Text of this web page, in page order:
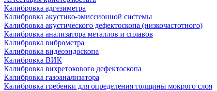
Калибровка адгезиметра
Калибровка акустико-эмиссионной системы
Калибровка акустического дефектоскопа (низкочастотного)
Калибровка анализатора металлов и сплавов
Калибровка виброметра
Калибровка видеоэндоскопа
Калибровка ВИК
Калибровка вихретокового дефектоскопа
Калибровка газоанализатора
Калибровка гребенки для определения толщины мокрого слоя